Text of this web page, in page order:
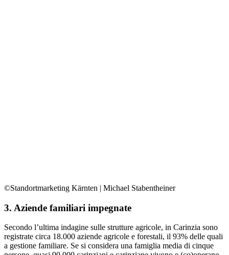
©Standortmarketing Kärnten | Michael Stabentheiner
3. Aziende familiari impegnate
Secondo l’ultima indagine sulle strutture agricole, in Carinzia sono
registrate circa 18.000 aziende agricole e forestali, il 93% delle quali
a gestione familiare. Se si considera una famiglia media di cinque